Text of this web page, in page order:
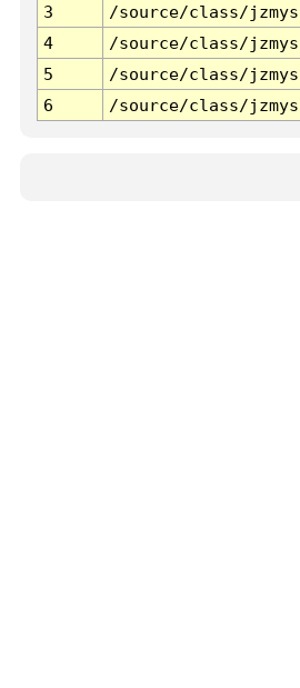
3
/source/class/
4
/source/class/
5
/source/class/
6
/source/class/